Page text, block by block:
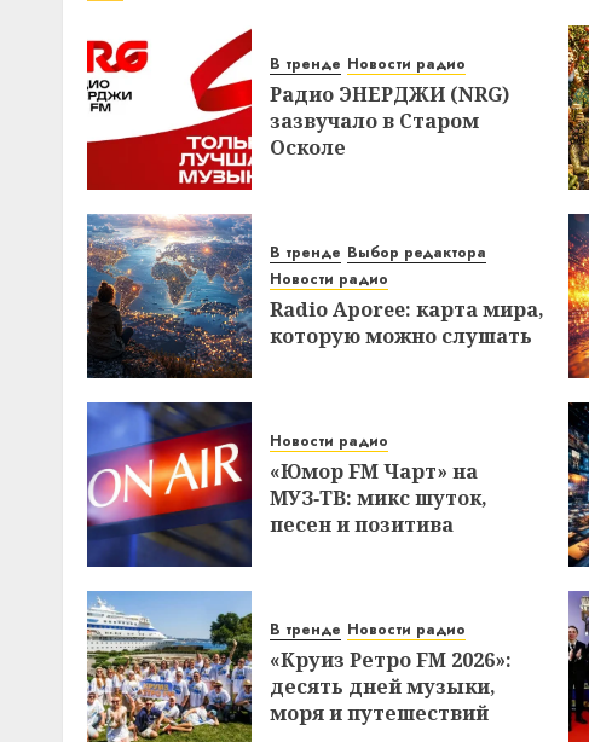
В тренде Новости радио
Радио ЭНЕРДЖИ (NRG)
зазвучало в Старом
Осколе
В тренде Выбор редактора
Новости радио
Radio Aporee: карта мира,
которую можно слушать
Новости радио
«Юмор FM Чарт» на
МУЗ‑ТВ: микс шуток,
песен и позитива
В тренде Новости радио
«Круиз Ретро FM 2026»:
десять дней музыки,
моря и путешествий